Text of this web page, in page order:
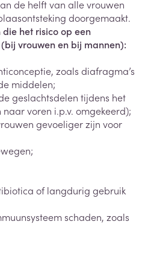
de helft van alle vrouwen
doorgemaakt.
het risico op een
vrouwen en bij mannen):
zoals diafragma’s
middelen;
geslachtsdelen tijdens het
voren i.p.v. omgekeerd);
gevoeliger zijn voor
of langdurig gebruik
schaden, zoals